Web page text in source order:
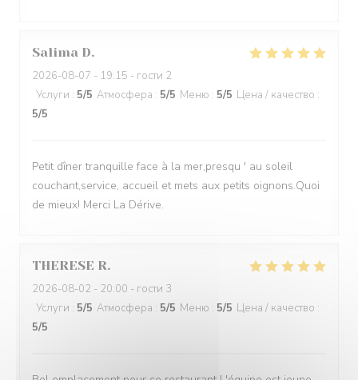
Salima D
2026-08-07 - 19:15 - гости 2
Услуги : 5/5 Атмосфера : 5/5 Меню : 5/5 Цена / качество :
5/5
Petit dîner tranquille face à la mer,presqu ' au soleil
couchant,service, accueil et mets aux petits oignons.Quoi
de mieux! Merci La Dérive.
THERESE R
2026-08-02 - 20:00 - гости 3
Услуги : 5/5 Атмосфера : 5/5 Меню : 5/5 Цена / качество :
5/5